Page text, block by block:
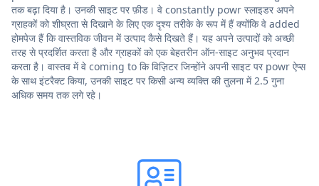
तक बढ़ा दिया है। उनकी साइट पर फ़ीड। वे constantly powr स्लाइडर अपने
ग्राहकों को शीघ्रता से दिखाने के लिए एक दृश्य तरीके के रूप में हैं क्योंकि वे added
होमपेज हैं कि वास्तविक जीवन में उत्पाद कैसे दिखते हैं। यह अपने उत्पादों को अच्छी
तरह से प्रदर्शित करता है और ग्राहकों को एक बेहतरीन ऑन-साइट अनुभव प्रदान
करता है। वास्तव में वे coming to कि विज़िटर जिन्होंने अपनी साइट पर powr ऐप्स
के साथ इंटरैक्ट किया, उनकी साइट पर किसी अन्य व्यक्ति की तुलना में 2.5 गुना
अधिक समय तक लगे रहे।